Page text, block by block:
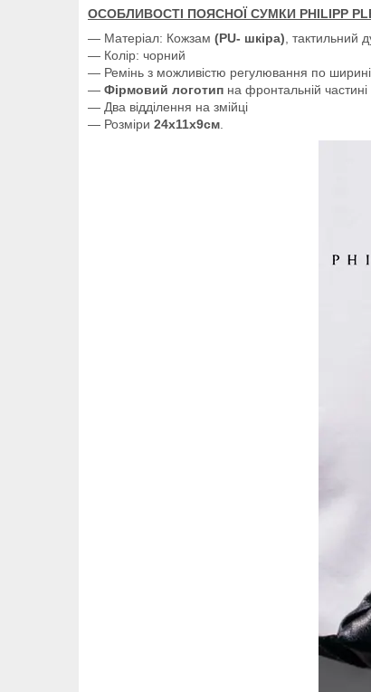
ОСОБЛИВОСТІ ПОЯСНОЇ СУМКИ PHILIPP
— Матеріал: Кожзам (PU- шкіра) , тактильний
— Колір: чорний
— Ремінь з можливістю регулювання по ширині
— Фірмовий логотип на фронтальній
— Два відділення на змійці
— Розміри 24х11х9см